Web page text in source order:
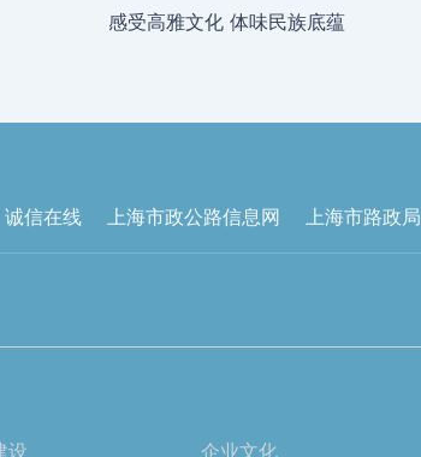
感受高雅文化 体味民族底蕴
诚信在线 上海市政公路信息网 上海市路政局
设 企业文化